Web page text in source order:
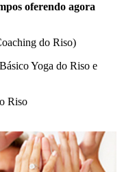
oferendo agora
do Riso)
Yoga do Riso e
Riso